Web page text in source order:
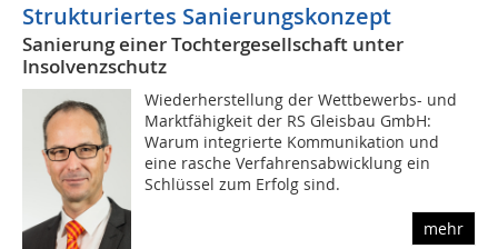
Strukturiertes Sanierungskonzept
Sanierung einer Tochtergesellschaft unter
Insolvenzschutz
Wiederherstellung der Wettbewerbs- und
Marktfähigkeit der RS Gleisbau GmbH:
Warum integrierte Kommunikation und
eine rasche Verfahrensabwicklung ein
Schlüssel zum Erfolg sind.
mehr